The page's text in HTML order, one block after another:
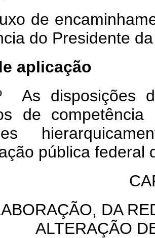
de
do Presidente
aplicação
As disposições
de
pública federal
DA
ALTERAÇÃO